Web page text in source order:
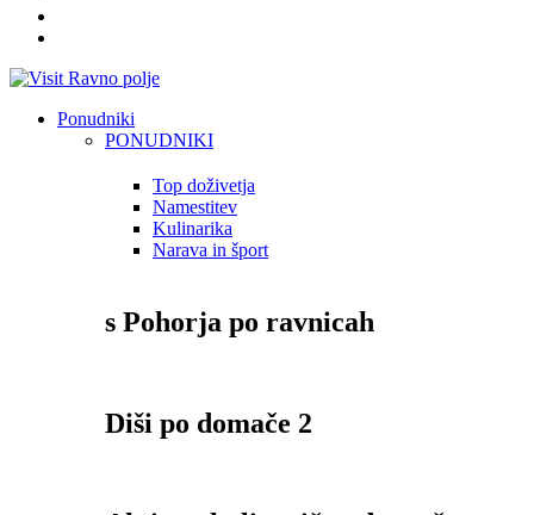
Ponudniki
PONUDNIKI
Top doživetja
Namestitev
Kulinarika
Narava in šport
s Pohorja po ravnicah
Diši po domače 2